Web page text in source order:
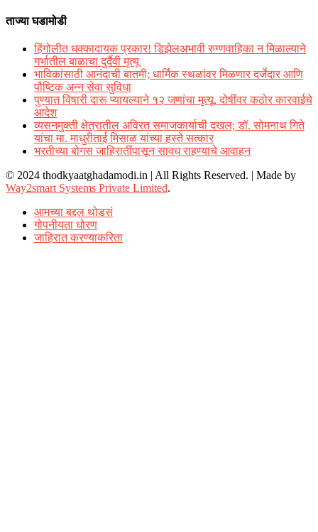
ताज्या घडामोडी
हिंगोलीत धक्कादायक प्रकार! डिझेलअभावी रुग्णवाहिका न मिळाल्याने
गर्भातील बाळाचा दुर्दैवी मृत्यू
भाविकांसाठी आनंदाची बातमी; धार्मिक स्थळांवर मिळणार दर्जेदार आणि
पौष्टिक अन्न सेवा सुविधा
पुण्यात विषारी दारू प्यायल्याने १२ जणांचा मृत्यू, दोषींवर कठोर कारवाईचे
आदेश
व्यसनमुक्ती क्षेत्रातील अविरत समाजकार्याची दखल; डॉ. सोमनाथ गिते
यांचा मा. माधुरीताई मिसाळ यांच्या हस्ते सत्कार
भरतीच्या बोगस जाहिरातींपासून सावध राहण्याचे आवाहन
© 2024 thodkyaatghadamodi.in | All Rights Reserved. | Made by
Way2smart Systems Private Limited.
आमच्या बद्दल थोडसं
गोपनीयता धोरण
जाहिरात करण्याकरिता